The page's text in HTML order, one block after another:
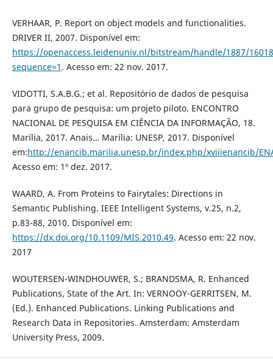
VERHAAR, P. Report on object models and functionalities.
DRIVER II, 2007. Disponível em:
https://openaccess.leidenuniv.nl/bitstream/handle/1887/
sequence=1 . Acesso em: 22 nov. 2017.
VIDOTTI, S.A.B.G.; et al. Repositório de dados de pesquisa
para grupo de pesquisa: um projeto piloto. ENCONTRO
NACIONAL DE PESQUISA EM CIÊNCIA DA INFORMAÇÃO, 18.
Marília, 2017. Anais… Marília: UNESP, 2017. Disponível
em:http://enancib.marilia.unesp.br/index.php/xviiienancib/
Acesso em: 1º dez. 2017.
WAARD, A. From Proteins to Fairytales: Directions in
Semantic Publishing. IEEE Intelligent Systems, v.25, n.2,
p.83-88, 2010. Disponível em:
https://dx.doi.org/10.1109/MIS.2010.49. Acesso em: 22 nov.
2017
WOUTERSEN-WINDHOUWER, S.; BRANDSMA, R. Enhanced
Publications, State of the Art. In: VERNOOY-GERRITSEN, M.
(Ed.). Enhanced Publications. Linking Publications and
Research Data in Repositories. Amsterdam: Amsterdam
University Press, 2009.